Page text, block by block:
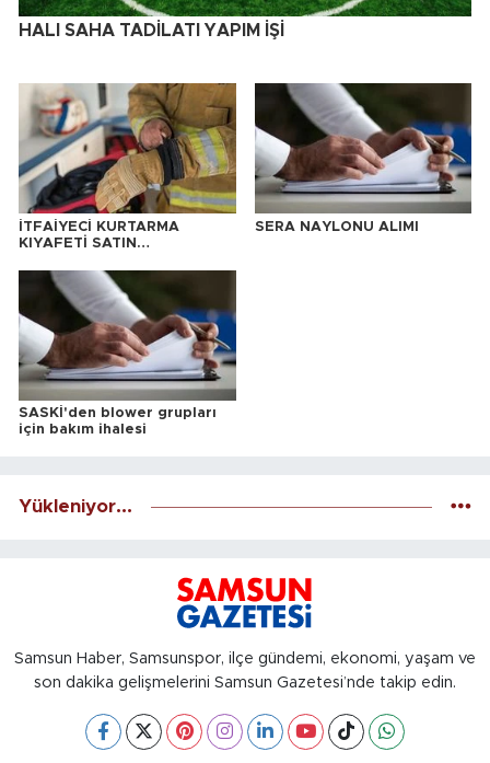
HALI SAHA TADİLATI YAPIM İŞİ
İTFAİYECİ KURTARMA
KIYAFETİ SATIN
SERA NAYLONU ALIMI
SASKİ'den blower grupları
için bakım ihalesi
Yükleniyor...
Samsun Haber, Samsunspor, ilçe gündemi, ekonomi, yaşam ve
son dakika gelişmelerini Samsun Gazetesi’nde takip edin.